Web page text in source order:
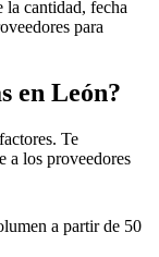
la cantidad, fecha
para
en León?
Te
a los proveedores
a partir de 50